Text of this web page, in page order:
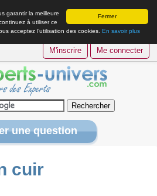
Fermer
garantir la meilleure
à utiliser ce
acceptez l’utilisation des cookies. En savoir plus
M'inscrire Me connecter
une question
cuir